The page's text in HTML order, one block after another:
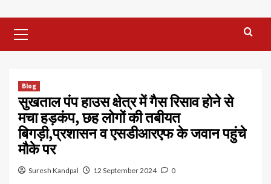
Menu
Blog
सुखताल पंप हाउस क्षेत्र में गैस रिसाव होने से
मचा हड़कंप, छह लोगों की तबीयत
बिगड़ी,प्रशासन व एसडीआरएफ के जवान पहुंचे
मौके पर
Suresh Kandpal 12 September 2024 0